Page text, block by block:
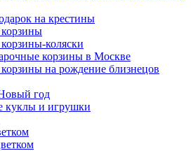
на крестины
коляски
корзины в Москве
на рождение близнецов
год
куклы и игрушки